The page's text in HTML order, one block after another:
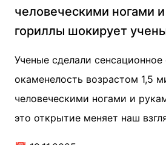
человеческими ногами
гориллы шокирует
Ученые сделали
окаменелость возрастом 1,5
человеческими ногами и
это открытие меняет наш